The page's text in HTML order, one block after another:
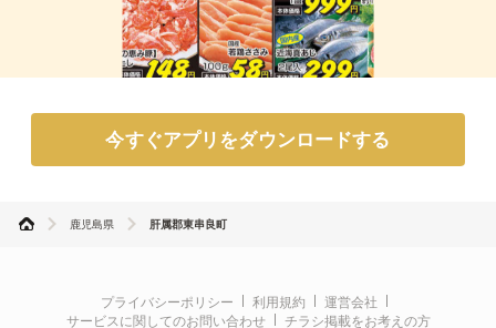
今すぐアプリをダウンロードする
鹿児島県 肝属郡東串良町
プライバシーポリシー 利用規約
運営会社
サービスに関してのお問い合わせ
チラシ掲載をお考えの方